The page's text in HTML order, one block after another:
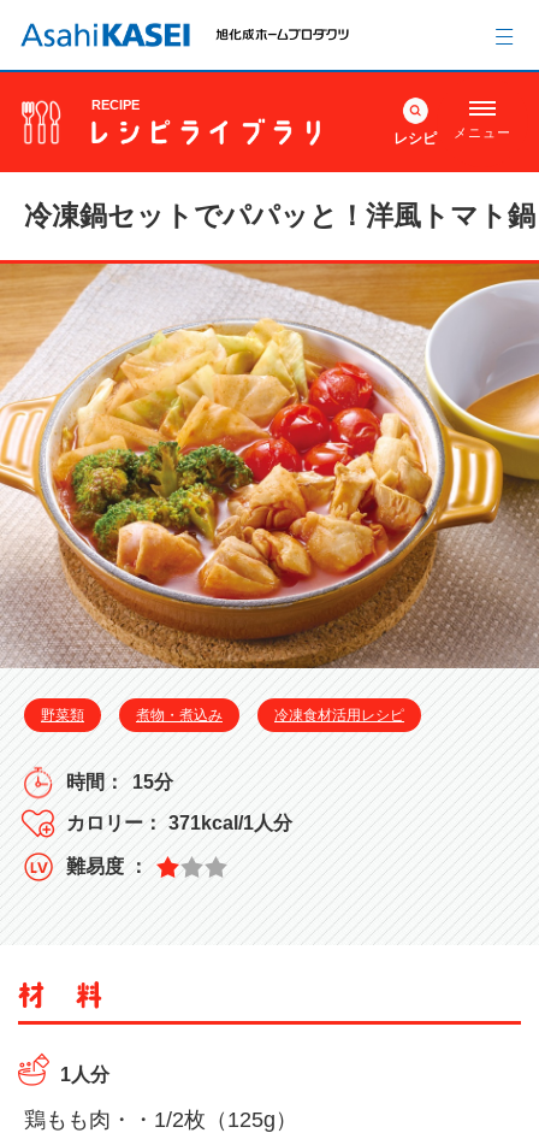
RECIPE
レシピ メニュー
冷凍鍋セットでパパッと！洋風トマト鍋
野菜類 煮物・煮込み 冷凍食材活用レシピ
15分
371kcal/1人分
1人分
鶏もも肉・・1/2枚（125g）